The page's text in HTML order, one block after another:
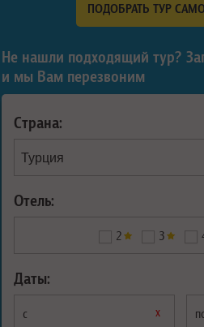
ПОДОБРАТЬ ТУР
Не нашли подходящий тур?
и мы Вам перезвоним
Страна:
Отель:
2 3
Даты:
с х